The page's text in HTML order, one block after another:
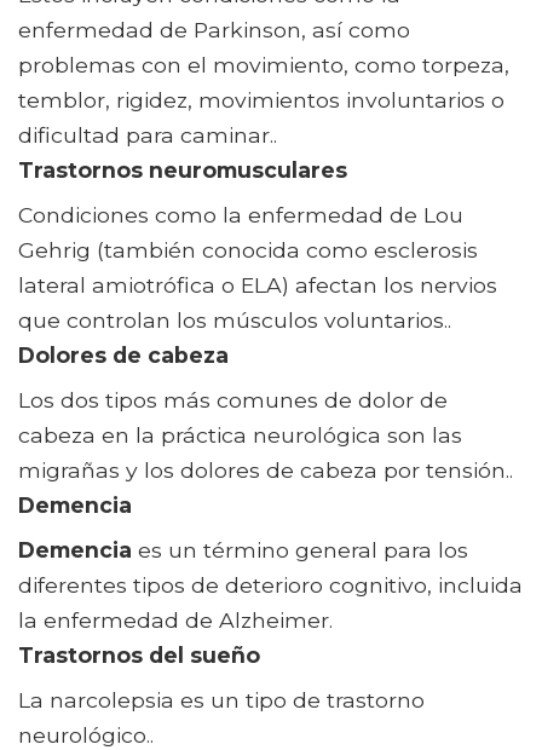
enfermedad de Parkinson, así como
problemas con el movimiento, como torpeza,
temblor, rigidez, movimientos involuntarios o
dificultad para caminar..
Trastornos neuromusculares
Condiciones como la enfermedad de Lou
Gehrig (también conocida como esclerosis
lateral amiotrófica o ELA) afectan los nervios
que controlan los músculos voluntarios..
Dolores de cabeza
Los dos tipos más comunes de dolor de
cabeza en la práctica neurológica son las
migrañas y los dolores de cabeza por tensión..
Demencia
Demencia es un término general para los
diferentes tipos de deterioro cognitivo, incluida
la enfermedad de Alzheimer.
Trastornos del sueño
La narcolepsia es un tipo de trastorno
neurológico..